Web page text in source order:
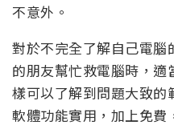
不意外。
對於不完全了解自己電腦
的朋友幫忙救電腦時，
樣可以了解到問題大致
軟體功能實用，加上免費